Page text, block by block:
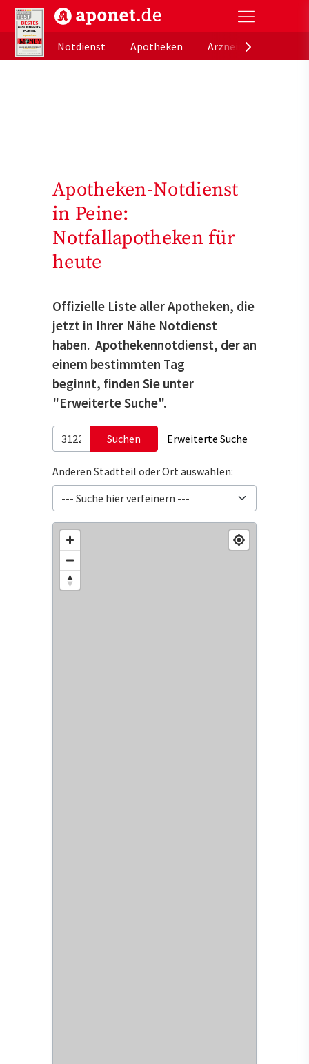
aponet.de - Das offizielle Gesundheitsportal der
Notdienst
Apotheken
Apotheken-Notdienst
in Peine:
Notfallapotheken für
heute
Offizielle Liste aller Apotheken, die
jetzt in Ihrer Nähe Notdienst
haben. Apothekennotdienst, der an
einem bestimmten Tag
beginnt, finden Sie unter
"Erweiterte Suche".
Suchen Erweiterte Suche
Anderen Stadtteil oder Ort auswählen: